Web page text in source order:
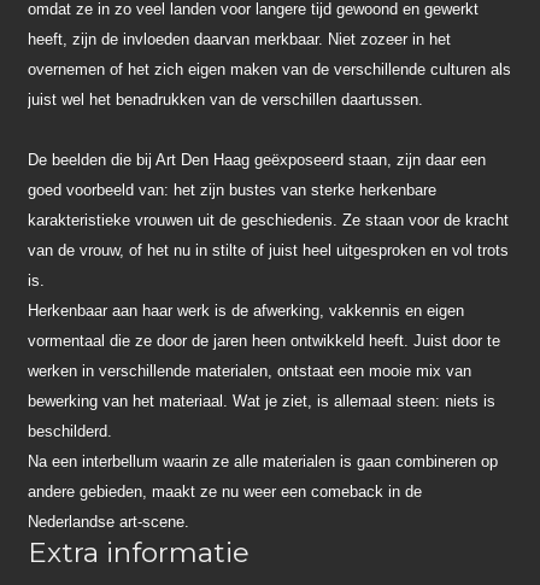
omdat ze in zo veel landen voor langere tijd gewoond en gewerkt
heeft, zijn de invloeden daarvan merkbaar. Niet zozeer in het
overnemen of het zich eigen maken van de verschillende culturen als
juist wel het benadrukken van de verschillen daartussen.
De beelden die bij Art Den Haag geëxposeerd staan, zijn daar een
goed voorbeeld van: het zijn bustes van sterke herkenbare
karakteristieke vrouwen uit de geschiedenis. Ze staan voor de kracht
van de vrouw, of het nu in stilte of juist heel uitgesproken en vol trots
is.
Herkenbaar aan haar werk is de afwerking, vakkennis en eigen
vormentaal die ze door de jaren heen ontwikkeld heeft. Juist door te
werken in verschillende materialen, ontstaat een mooie mix van
bewerking van het materiaal. Wat je ziet, is allemaal steen: niets is
beschilderd.
Na een interbellum waarin ze alle materialen is gaan combineren op
andere gebieden, maakt ze nu weer een comeback in de
Nederlandse art-scene.
Extra informatie